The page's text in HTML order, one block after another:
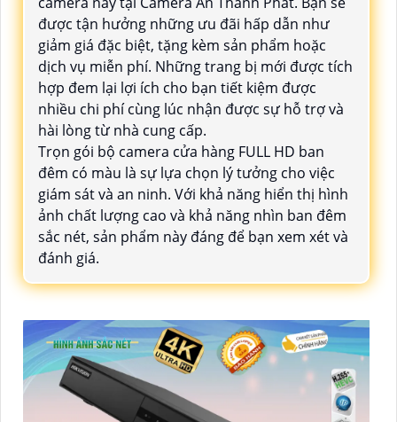
được tận hưởng những ưu đãi hấp dẫn như
giảm giá đặc biệt, tặng kèm sản phẩm hoặc
dịch vụ miễn phí. Những trang bị mới được tích
hợp đem lại lợi ích cho bạn tiết kiệm được
nhiều chi phí cùng lúc nhận được sự hỗ trợ và
hài lòng từ nhà cung cấp.
Trọn gói bộ camera cửa hàng FULL HD ban
đêm có màu là sự lựa chọn lý tưởng cho việc
giám sát và an ninh. Với khả năng hiển thị hình
ảnh chất lượng cao và khả năng nhìn ban đêm
sắc nét, sản phẩm này đáng để bạn xem xét và
đánh giá.